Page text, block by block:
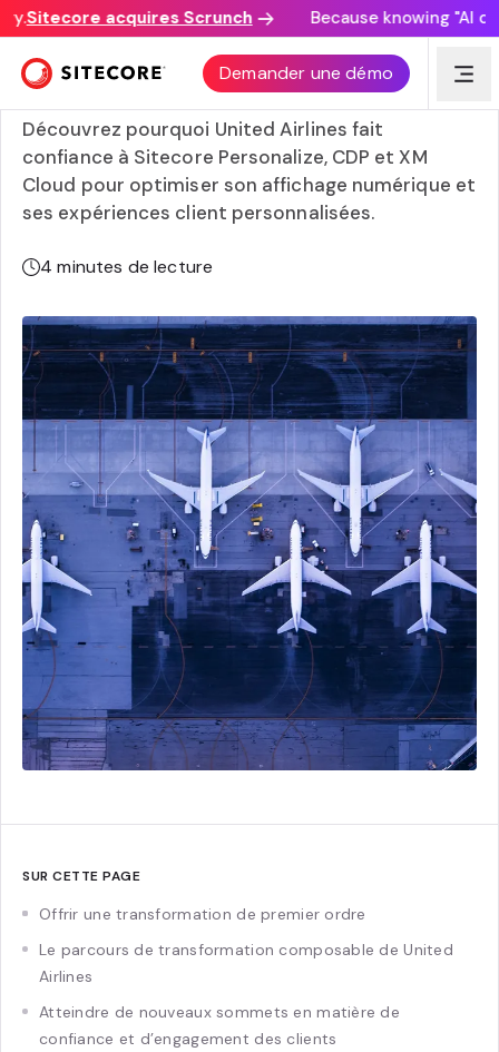
Sitecore acquires Scrunch Because knowing "AI
Demander une démo
Comment une approche composable permet
l’innovation non-stop chez United Airlines
Découvrez pourquoi United Airlines fait
confiance à Sitecore Personalize, CDP et XM
Cloud pour optimiser son affichage numérique et
ses expériences client personnalisées.
4 minutes de lecture
SUR CETTE PAGE
Offrir une transformation de premier ordre
Le parcours de transformation composable de United
Airlines
Atteindre de nouveaux sommets en matière de
confiance et d’engagement des clients